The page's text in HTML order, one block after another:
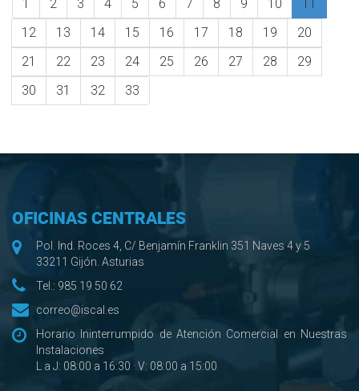
1 2 3 4 5 6 7 8 9 10
11
12
13 14 15 16 17 18 19
20
21
22 23 24 25 26 27 28
29
30
31 32 33
OFICINAS CENTRALES
Pol. Ind. Roces 4, C/ Benjamín Franklin 351 Naves 4 y 5
33211 Gijón. Asturias
Tel.: 985 19 50 62
correo@iscal.es
Horario Ininterrumpido de Atención Comercial en Nuestras
Instalaciones
L a J: 08:00 a 16:30 · V: 08:00 a 15:00